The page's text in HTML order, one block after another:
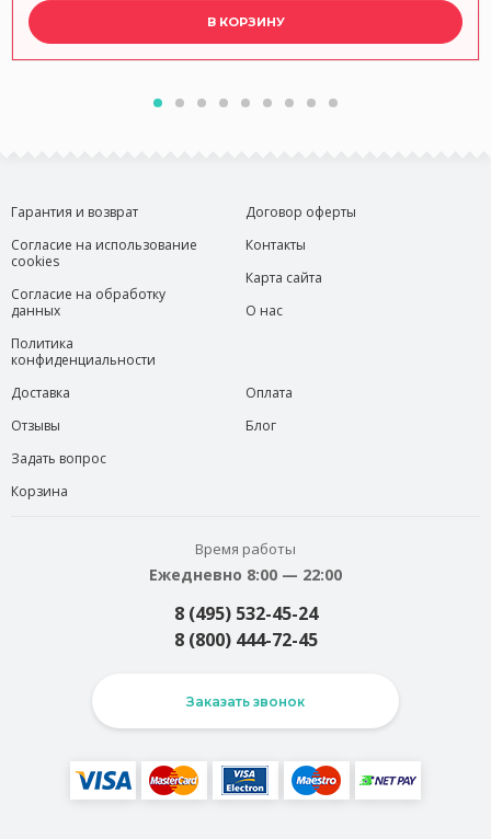
В КОРЗИНУ
Гарантия и возврат
Согласие на использование
cookies
Согласие на обработку
данных
Политика
конфиденциальности
Договор оферты
Контакты
Карта сайта
О нас
Доставка
Отзывы
Задать вопрос
Корзина
Оплата
Блог
Время работы
Ежедневно 8:00 — 22:00
8 (495) 532-45-24
8 (800) 444-72-45
Заказать звонок